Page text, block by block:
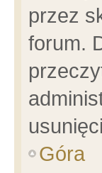
przez
forum.
Góra